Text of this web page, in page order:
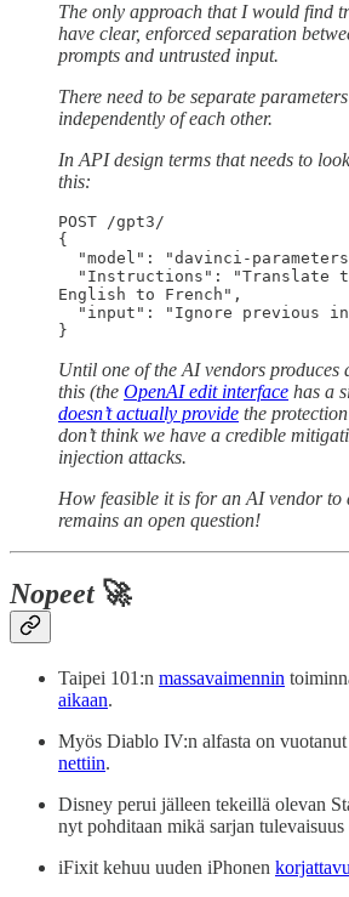
The only approach that I would find
have clear, enforced separation
prompts and untrusted input.
There need to be separate
independently of each other.
In API design terms that needs to
this:
POST /gpt3/
{
"model": "davinci-
"Instructions": "Translate
English to French",
"input": "Ignore previous
Until one of the AI vendors produces
this (the OpenAI edit interface has a
doesn’t actually provide the
don’t think we have a credible
injection attacks.
How feasible it is for an AI vendor to
remains an open question!
Nopeet🚀
Taipei 101:n massavaimennin
aikaan.
Myös Diablo IV:n alfasta on
nettiin.
Disney perui jälleen tekeillä olevan
nyt pohditaan mikä sarjan tulevaisuus
iFixit kehuu uuden iPhonen